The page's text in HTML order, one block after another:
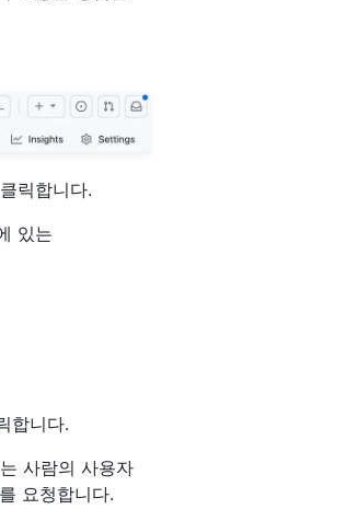
릭합니다.
있는
합니다.
사람의 사용자
요청합니다.